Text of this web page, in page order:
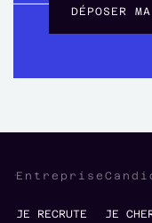
DÉPOSER
Entreprise
JE RECRUTE
JE